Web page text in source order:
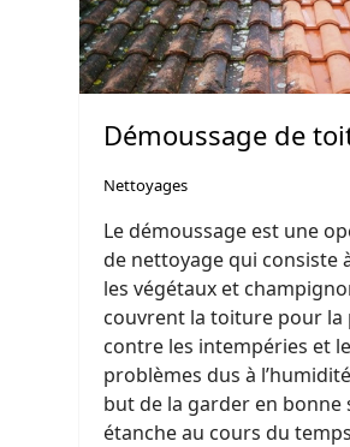
Démoussage de
Nettoyages
Le démoussage est une
de nettoyage qui consiste
les végétaux et
couvrent la toiture pour
contre les intempéries et
problèmes dus à
but de la garder en bonne
étanche au cours du